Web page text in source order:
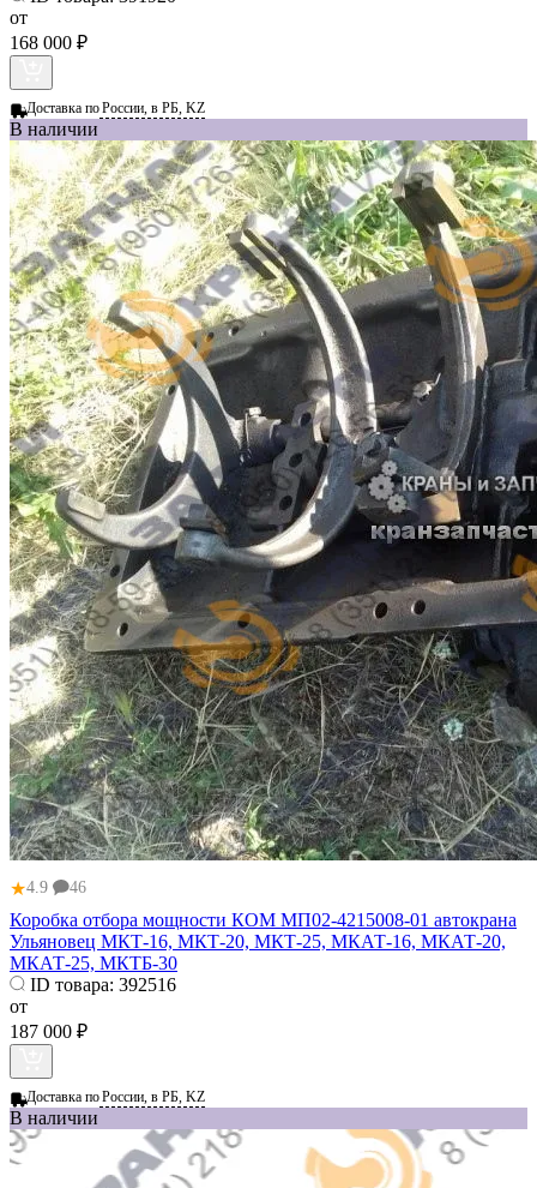
от
168 000 ₽
Доставка поРоссии, в РБ, KZ
В наличии
★4.9 46
Коробка отбора мощности КОМ МП02-4215008-01 автокрана
Ульяновец МКТ-16, МКТ-20, МКТ-25, МКАТ-16, МКАТ-20,
МКАТ-25, МКТБ-30
ID товара: 392516
от
187 000 ₽
Доставка поРоссии, в РБ, KZ
В наличии